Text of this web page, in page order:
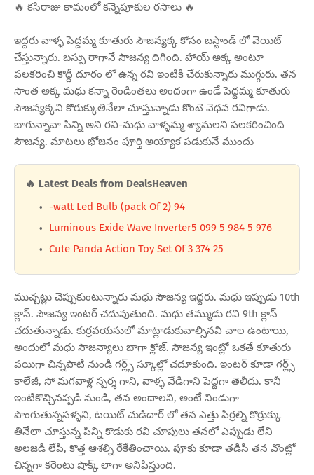
🔥 కసిరాజు కామంలో కన్నెపూకుల రసాలు 🔥
ఇద్దరు వాళ్ళ పెద్దమ్మ కూతురు సౌజన్యక్క కోసం బస్టాండ్ లో వెయిట్
చేస్తున్నారు. బస్సు రాగానే సౌజన్య దిగింది. హాయ్ అక్క అంటూ
పలకరించి కొద్దీ దూరం లో ఉన్న రవి ఇంటికి చేరుకున్నారు ముగ్గురు. తన
సొంత అక్క మధు కన్నా రెండింతలు అందంగా ఉండే పెద్దమ్మ కూతురు
సౌజన్యక్కని కొరుక్కుతినేలా చూస్తున్నాడు కొంటె వెధవ రవిగాడు.
బాగున్నావా పిన్ని అని రవి-మధు వాళ్ళమ్మ శ్యామలని పలకరించింది
సౌజన్య. మాటలు భోజనం పూర్తి అయ్యాక పడుకునే ముందు
🔥 Latest Deals from DealsHeaven
-watt Led Bulb (pack Of 2) 94
Luminous Exide Wave Inverter5 099 5 984 5 976
Cute Panda Action Toy Set Of 3 374 25
ముచ్చట్లు చెప్పుకుంటున్నారు మధు సౌజన్య ఇద్దరు. మధు ఇప్పుడు 10th
క్లాస్. సౌజన్య ఇంటర్ చదువుతుంది. మధు తమ్ముడు రవి 9th క్లాస్
చదుతున్నాడు. కుర్రవయసులో మాట్లాడుకువాల్సినవి చాల ఉంటాయి,
అందులో మధు సౌజన్యాలు బాగా క్లోజ్. సౌజన్య ఇంట్లో ఒకతే కూతురు
పయిగా చిన్నపాటి నుండి గర్ల్స్ స్కూల్లో చదూకుంది. ఇంటర్ కూడా గర్ల్స్
కాలేజీ, సో మగవాళ్ల స్పర్శ గాని, వాళ్ళ వేడిగాని పెద్దగా తెలీదు. కానీ
ఇంటికొచ్చినప్పడి నుండి, తన అందాలని, అంటే నిండుగా
పొంగుతున్నసళ్ళని, టయిట్ చుడిదార్ లో తన ఎత్తు పిర్రల్ని కొర్రుక్కు
తినేలా చూస్తున్న పిన్ని కొడుకు రవి చూపులు తనలో ఎప్పుడు లేని
అలజడి లేపి, కొత్త ఆశల్ని రేకేతించాయి. పూకు కూడా తడిసి తన వొంట్లో
చిన్నగా కరెంటు షొక్క్ లాగా అనిపిస్తుంది.